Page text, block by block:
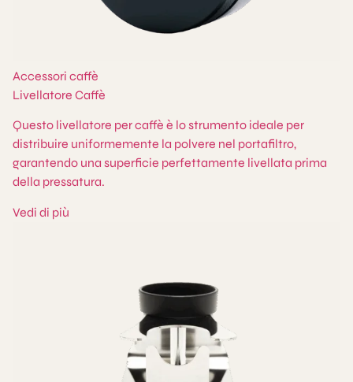
Accessori caffè
Livellatore Caffè
Questo livellatore per caffè è lo strumento ideale per
distribuire uniformemente la polvere nel portafiltro,
garantendo una superficie perfettamente livellata prima
della pressatura.
Vedi di più